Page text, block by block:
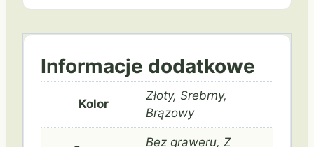
Informacje dodatkowe
Kolor
Złoty, Srebrny,
Brązowy
Bez graweru, Z